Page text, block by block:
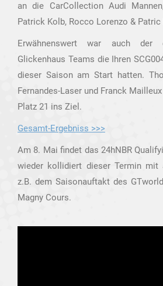
an die CarCollection Audi
Patrick Kolb, Rocco Lorenzo &
Erwähnenswert war auch
Glickenhaus Teams die Ihren
dieser Saison am Start hatten.
Fernandes-Laser und Franck
Platz 21 ins Ziel.
Gesamt-Ergebniss >>>
Am 8. Mai findet das 24hNBR
wieder kollidiert dieser Termin mit
z.B. dem Saisonauftakt des
Magny Cours.